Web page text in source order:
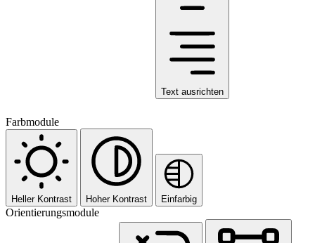
Text ausrichten
Farbmodule
Heller Kontrast Hoher Kontrast Einfarbig
Orientierungsmodule